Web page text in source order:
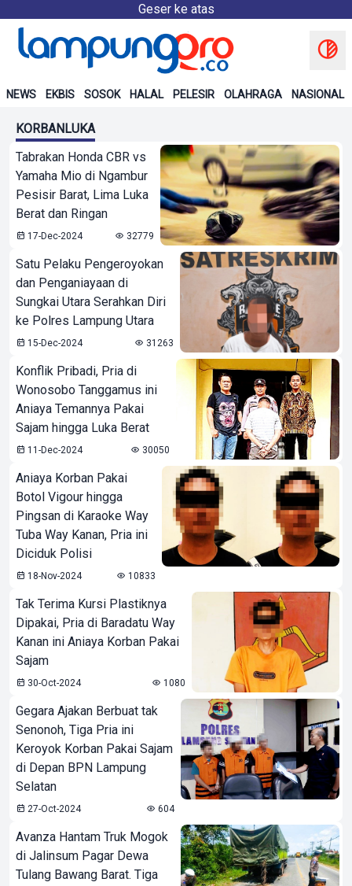
Geser ke atas
NEWS EKBIS SOSOK HALAL PELESIR OLAHRAGA NASIONAL
KORBANLUKA
Tabrakan Honda CBR vs
Yamaha Mio di Ngambur
Pesisir Barat, Lima Luka
Berat dan Ringan
17-Dec-2024 32779
Satu Pelaku Pengeroyokan
dan Penganiayaan di
Sungkai Utara Serahkan Diri
ke Polres Lampung Utara
15-Dec-2024 31263
Konflik Pribadi, Pria di
Wonosobo Tanggamus ini
Aniaya Temannya Pakai
Sajam hingga Luka Berat
11-Dec-2024 30050
Aniaya Korban Pakai
Botol Vigour hingga
Pingsan di Karaoke Way
Tuba Way Kanan, Pria ini
Diciduk Polisi
18-Nov-2024 10833
Tak Terima Kursi Plastiknya
Dipakai, Pria di Baradatu Way
Kanan ini Aniaya Korban Pakai
Sajam
30-Oct-2024 1080
Gegara Ajakan Berbuat tak
Senonoh, Tiga Pria ini
Keroyok Korban Pakai Sajam
di Depan BPN Lampung
Selatan
27-Oct-2024 604
Avanza Hantam Truk Mogok
di Jalinsum Pagar Dewa
Tulang Bawang Barat. Tiga